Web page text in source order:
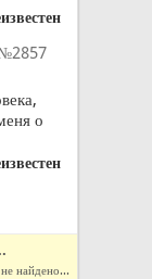
о
найдено...